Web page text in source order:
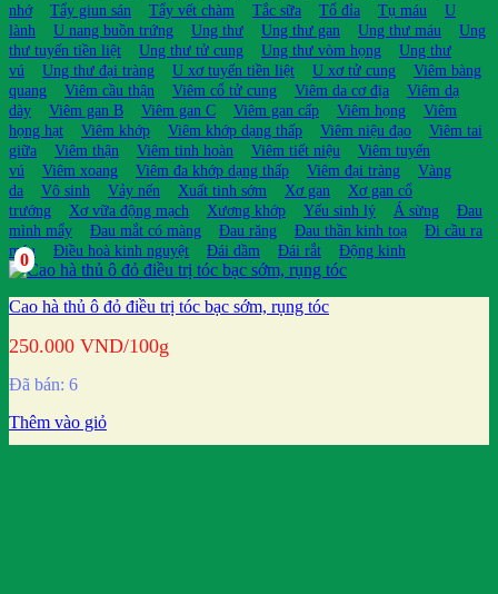
nhớ
Tẩy giun sán Tẩy vết chàm Tắc sữa Tổ đỉa Tụ máu
U
lành
U nang buồn trứng Ung thư Ung thư gan Ung thư máu
Ung
thư tuyến tiền liệt
Ung thư tử cung Ung thư vòm họng
Ung thư
vú
Ung thư đại tràng U xơ tuyến tiền liệt U xơ tử cung
Viêm bàng
quang
Viêm cầu thận Viêm cổ tử cung Viêm da cơ địa
Viêm dạ
dày
Viêm gan B Viêm gan C Viêm gan cấp Viêm họng
Viêm
họng hạt
Viêm khớp Viêm khớp dạng thấp Viêm niệu đạo
Viêm tai
giữa
Viêm thận Viêm tinh hoàn Viêm tiết niệu
Viêm tuyến
vú
Viêm xoang Viêm đa khớp dạng thấp Viêm đại tràng
Vàng
da
Vô sinh Vảy nến Xuất tinh sớm Xơ gan
Xơ gan cổ
trướng
Xơ vữa động mạch Xương khớp Yếu sinh lý Á sừng
Đau
mình mẩy
Đau mắt có màng Đau răng Đau thần kinh toạ
Đi cầu ra
máu
Điều hoà kinh nguyệt Đái dầm Đái rắt Động kinh
0
Cao hà thủ ô đỏ điều trị tóc bạc sớm, rụng tóc
250.000 VND/100g
Đã bán: 6
Thêm vào giỏ